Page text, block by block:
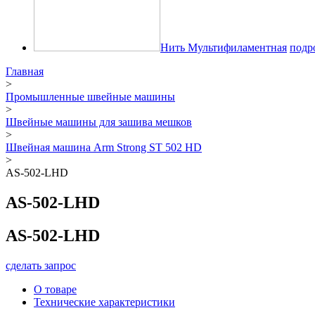
Нить Мультифиламентная
Главная
>
Промышленные швейные машины
>
Швейные машины для зашива мешков
>
Швейная машина Arm Strong ST 502 HD
>
AS-502-LHD
AS-502-LHD
AS-502-LHD
сделать запрос
О товаре
Технические характеристики